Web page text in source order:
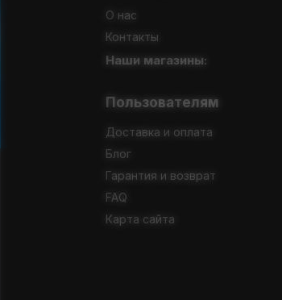
О нас
Контакты
Наши магазины:
Пользователям
Доставка и оплата
Блог
Гарантия и возврат
FAQ
Карта сайта